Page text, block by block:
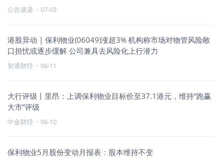
公告速递 · 07-03
港股异动 | 保利物业(06049)涨超3% 机构称市场对物管风险敞
口担忧或逐步缓解 公司兼具去风险化上行潜力
智通财经 · 06-11
大行评级丨里昂：上调保利物业目标价至37.1港元，维持“跑赢
大市”评级
中金财经 · 06-10
保利物业5月股份变动月报表：股本维持不变